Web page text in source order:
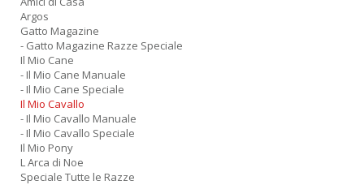
Argos
Gatto Magazine
- Gatto Magazine Razze Speciale
Il Mio Cane
- Il Mio Cane Manuale
- Il Mio Cane Speciale
Il Mio Cavallo
- Il Mio Cavallo Manuale
- Il Mio Cavallo Speciale
Il Mio Pony
L Arca di Noe
Speciale Tutte le Razze